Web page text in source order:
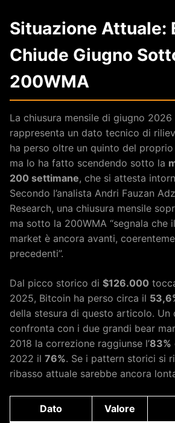
Situazione Attuale:
Chiude Giugno
200WMA
La chiusura mensile di giugno
rappresenta un dato tecnico di
ha perso oltre un quinto del proprio
ma lo ha fatto scendendo sotto la
200 settimane, che si attesta
Secondo l’analista Andri Fauzan
Research, una chiusura mensile
ma sotto la 200WMA “segnala che
market è ancora avanti,
precedenti”.
Dal picco storico di $126.000
2025, Bitcoin ha perso circa il
della stesura di questo articolo. Un
confronta con i due grandi bear
2018 la correzione raggiunse l’83%
2022 il 76%. Se i pattern storici si
ribasso attuale sarebbe ancora
Dato Valore